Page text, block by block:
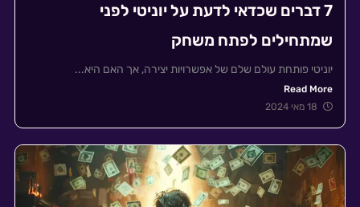
7 דברים שכדאי לדעת על יוניטי לפני
שמתחילים לפתח משחק
יוניטי פותחת עולם שלם של אפשרויות יצירה, אך האם היא...
Read More
18 מאי 2024